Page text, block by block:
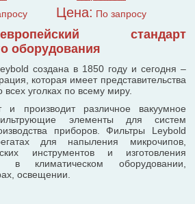
Цена: По запросу
стандарт
оборудования
создана в 1850 году и сегодня –
которая имеет представительства
уголках по всему миру.
и производит различное вакуумное
элементы для систем
приборов. Фильтры Leybold
для напыления микрочипов,
инструментов и изготовления
в климатическом оборудовании,
освещении.